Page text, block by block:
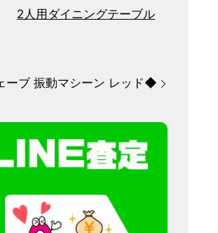
2人用ダイニングテーブル
ブ 振動マシーン レッド◆